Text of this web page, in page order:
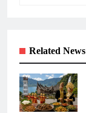
Related News